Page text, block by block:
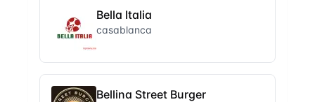
Bella Italia
casablanca
Bellina Street Burger